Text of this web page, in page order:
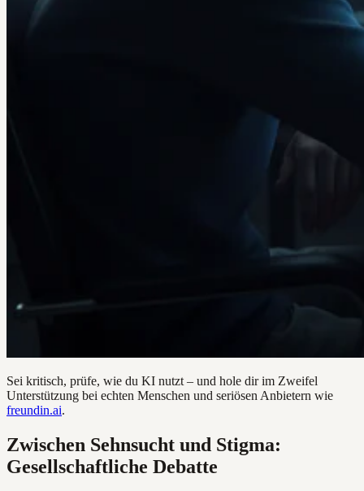
Sei kritisch, prüfe, wie du KI nutzt – und hole dir im Zweifel
Unterstützung bei echten Menschen und seriösen Anbietern wie
freundin.ai.
Zwischen Sehnsucht und Stigma:
Gesellschaftliche Debatte